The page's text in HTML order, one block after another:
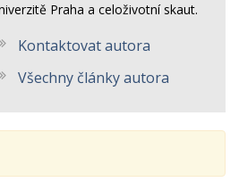
Praha a celoživotní skaut.
Kontaktovat autora
Všechny články autora